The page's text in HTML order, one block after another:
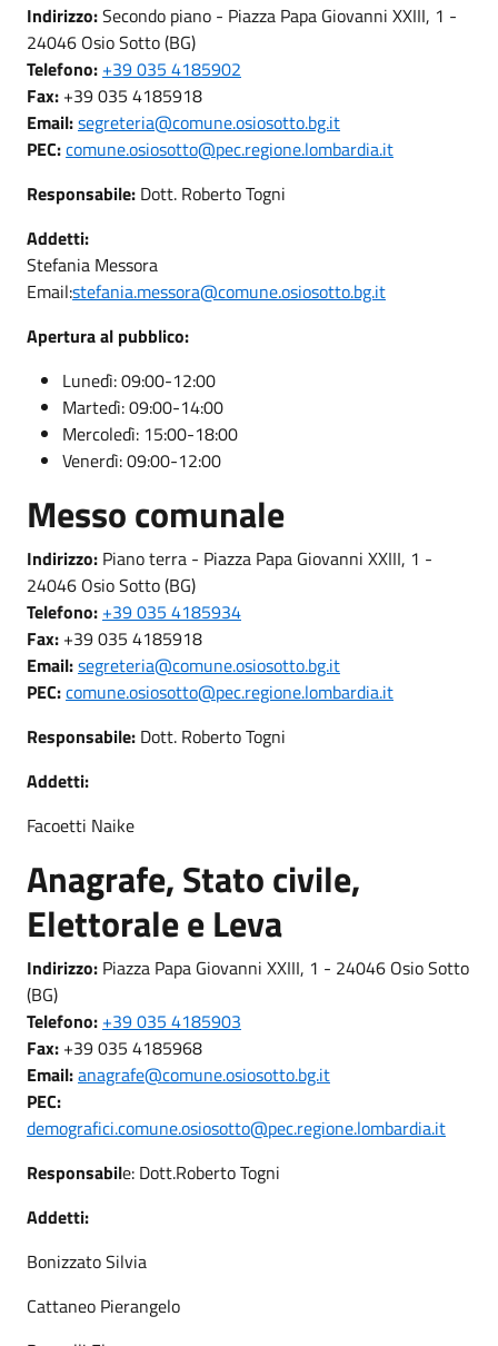
Indirizzo:Secondo piano - Piazza Papa Giovanni XXIII, 1 -
24046 Osio Sotto (BG)
Telefono: +39 035 4185902
Fax: +39 035 4185918
Email:segreteria@comune.osiosotto.bg.it
PEC:comune.osiosotto@pec.regione.lombardia.it
Responsabile: Dott. Roberto Togni
Addetti:
Stefania Messora
Email:stefania.messora@comune.osiosotto.bg.it
Apertura al pubblico:
Lunedì: 09:00-12:00
Martedì: 09:00-14:00
Mercoledì: 15:00-18:00
Venerdì: 09:00-12:00
Messo comunale
Indirizzo: Piano terra - Piazza Papa Giovanni XXIII, 1 -
24046 Osio Sotto (BG)
Telefono: +39 035 4185934
Fax: +39 035 4185918
Email:segreteria@comune.osiosotto.bg.it
PEC:comune.osiosotto@pec.regione.lombardia.it
Responsabile: Dott. Roberto Togni
Addetti:
Facoetti Naike
Anagrafe, Stato civile,
Elettorale e Leva
Indirizzo: Piazza Papa Giovanni XXIII, 1 - 24046 Osio Sotto
(BG)
Telefono: +39 035 4185903
Fax: +39 035 4185968
Email:anagrafe@comune.osiosotto.bg.it
PEC:
demografici.comune.osiosotto@pec.regione.lombardia.it
Responsabile: Dott.Roberto Togni
Addetti:
Bonizzato Silvia
Cattaneo Pierangelo